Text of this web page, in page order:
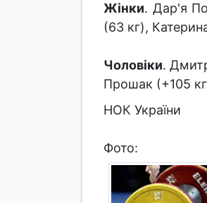
Жінки. Дар'я
(63 кг),
Чоловіки.
Прошак (+105
НОК України
Фото: